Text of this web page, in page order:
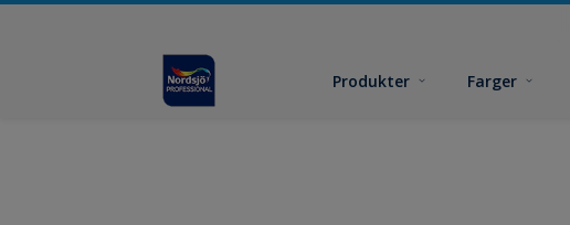
Produkter Farger